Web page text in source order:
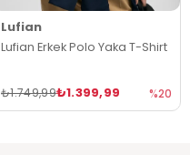
Lufian
Lufian Erkek Polo Yaka T-Shirt
₺1.399,99
₺1.749,99 %20